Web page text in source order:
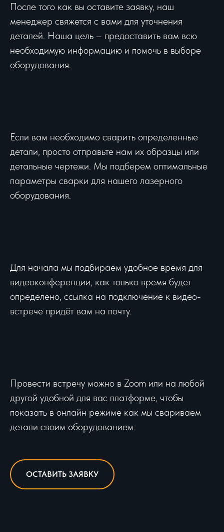
После того как вы оставите заявку, наш
менеджер свяжется с вами для уточнения
деталей. Наша цель – предоставить вам всю
необходимую информацию и помочь в выборе
оборудования.
Если вам необходимо сварить определенные
детали, просто отправьте нам их образцы или
детальные чертежи. Мы подберем оптимальные
параметры сварки для нашего лазерного
оборудования.
Для начала мы подбираем удобное время для
видеоконференции, как только время будет
определено, ссылка на подключение к видео-
встрече придёт вам на почту.
Провести встречу можно в Zoom или на любой
другой удобной для вас платформе, чтобы
показать в онлайн режиме как мы свариваем
детали своим оборудованием.
ОСТАВИТЬ ЗАЯВКУ